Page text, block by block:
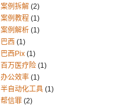
案例拆解 (2)
案例教程 (1)
案例解析 (1)
巴西 (1)
巴西Pix (1)
百万医疗险 (1)
办公效率 (1)
半自动化工具 (1)
帮信罪 (2)